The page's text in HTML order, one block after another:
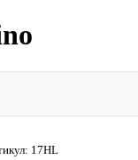
17HL